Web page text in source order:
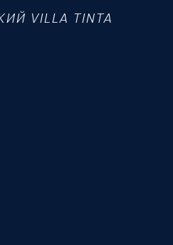
VILLA TINTA